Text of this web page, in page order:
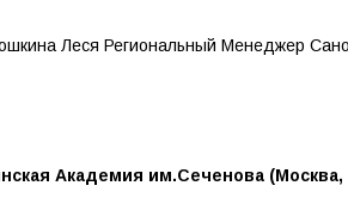
Леся Региональный Менеджер
Академия им.Сеченова (Москва,